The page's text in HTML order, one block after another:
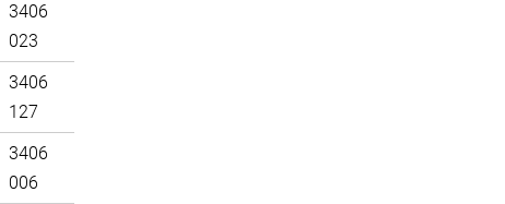
3406
023
3406
127
3406
006